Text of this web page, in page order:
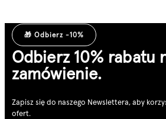
🎁 Odbierz -10%
Odbierz 10% rabatu
zamówienie.
Zapisz się do naszego Newslettera, aby
ofert.